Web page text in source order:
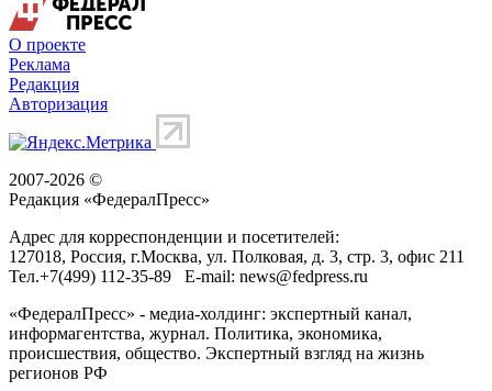
О проекте
Реклама
Редакция
Авторизация
2007-2026 ©
Редакция «ФедералПресс»
Адрес для корреспонденции и посетителей:
127018, Россия, г.Москва, ул. Полковая, д. 3, стр. 3, офис 211
Тел.+7(499) 112-35-89 E-mail: news@fedpress.ru
«ФедералПресс» - медиа-холдинг: экспертный канал,
информагентства, журнал. Политика, экономика,
происшествия, общество. Экспертный взгляд на жизнь
регионов РФ